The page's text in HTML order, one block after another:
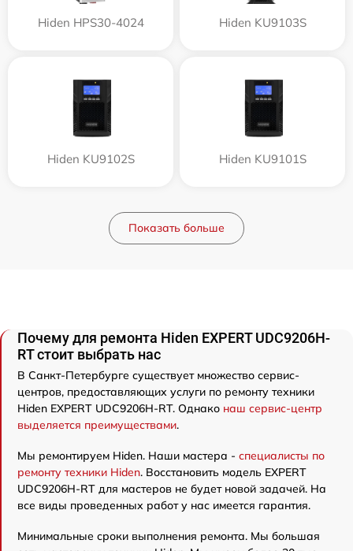
Hiden HPS30-4024 Hiden KU9103S
Hiden KU9102S Hiden KU9101S
Показать больше
Почему для ремонта Hiden EXPERT UDC9206H-
RT стоит выбрать нас
В Санкт-Петербурге существует множество сервис-
центров, предоставляющих услуги по ремонту техники
Hiden EXPERT UDC9206H-RT. Однако наш сервис-центр
выделяется преимуществами.
Мы ремонтируем Hiden. Наши мастера - специалисты по
ремонту техники Hiden. Восстановить модель EXPERT
UDC9206H-RT для мастеров не будет новой задачей. На
все виды проведенных работ у нас имеется гарантия.
Минимальные сроки выполнения ремонта. Мы большая